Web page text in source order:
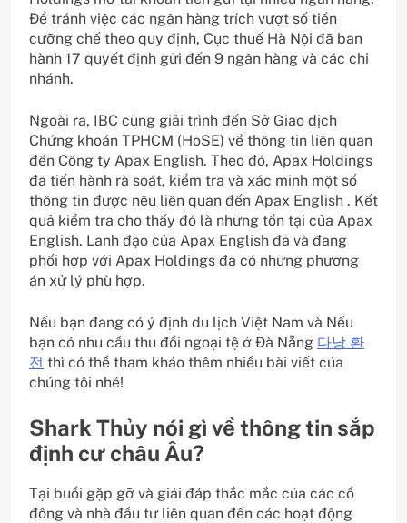
Để tránh việc các ngân hàng trích vượt số tiền
cưỡng chế theo quy định, Cục thuế Hà Nội đã ban
hành 17 quyết định gửi đến 9 ngân hàng và các chi
nhánh.
Ngoài ra, IBC cũng giải trình đến Sở Giao dịch
Chứng khoán TPHCM (HoSE) về thông tin liên quan
đến Công ty Apax English. Theo đó, Apax Holdings
đã tiến hành rà soát, kiểm tra và xác minh một số
thông tin được nêu liên quan đến Apax English . Kết
quả kiểm tra cho thấy đó là những tồn tại của Apax
English. Lãnh đạo của Apax English đã và đang
phối hợp với Apax Holdings đã có những phương
án xử lý phù hợp.
Nếu bạn đang có ý định du lịch Việt Nam và Nếu
bạn có nhu cầu thu đổi ngoại tệ ở Đà Nẵng 다낭 환
전 thì có thể tham khảo thêm nhiều bài viết của
chúng tôi nhé!
Shark Thủy nói gì về thông tin sắp
định cư châu Âu?
Tại buổi gặp gỡ và giải đáp thắc mắc của các cổ
đông và nhà đầu tư liên quan đến các hoạt động